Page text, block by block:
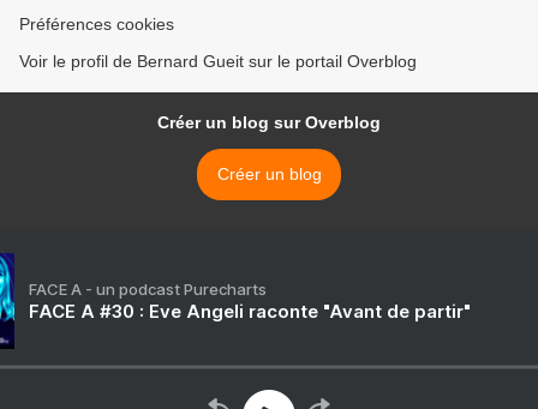
Préférences cookies
Voir le profil de Bernard Gueit sur le portail Overblog
Créer un blog sur Overblog
Créer un blog
FACE A - un podcast Purecharts
FACE A #30 : Eve Angeli raconte "Avant de partir"